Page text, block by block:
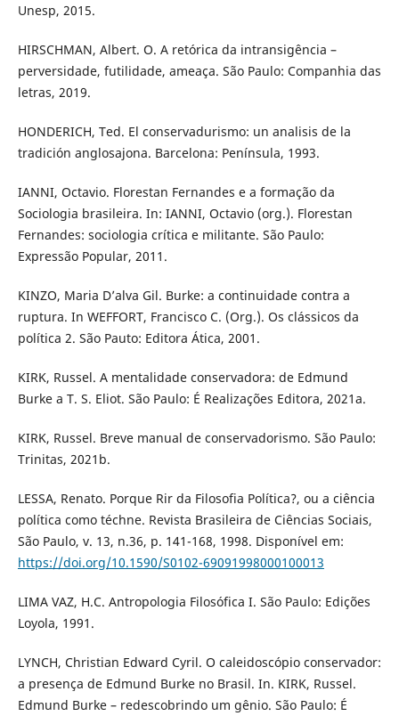
Unesp, 2015.
HIRSCHMAN, Albert. O. A retórica da intransigência –
perversidade, futilidade, ameaça. São Paulo: Companhia das
letras, 2019.
HONDERICH, Ted. El conservadurismo: un analisis de la
tradición anglosajona. Barcelona: Península, 1993.
IANNI, Octavio. Florestan Fernandes e a formação da
Sociologia brasileira. In: IANNI, Octavio (org.). Florestan
Fernandes: sociologia crítica e militante. São Paulo:
Expressão Popular, 2011.
KINZO, Maria D’alva Gil. Burke: a continuidade contra a
ruptura. In WEFFORT, Francisco C. (Org.). Os clássicos da
política 2. São Pauto: Editora Ática, 2001.
KIRK, Russel. A mentalidade conservadora: de Edmund
Burke a T. S. Eliot. São Paulo: É Realizações Editora, 2021a.
KIRK, Russel. Breve manual de conservadorismo. São Paulo:
Trinitas, 2021b.
LESSA, Renato. Porque Rir da Filosofia Política?, ou a ciência
política como téchne. Revista Brasileira de Ciências Sociais,
São Paulo, v. 13, n.36, p. 141-168, 1998. Disponível em:
https://doi.org/10.1590/S0102-69091998000100013
LIMA VAZ, H.C. Antropologia Filosófica I. São Paulo: Edições
Loyola, 1991.
LYNCH, Christian Edward Cyril. O caleidoscópio conservador:
a presença de Edmund Burke no Brasil. In. KIRK, Russel.
Edmund Burke – redescobrindo um gênio. São Paulo: É